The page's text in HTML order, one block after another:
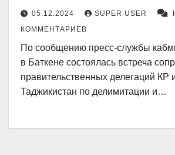
05.12.2024 SUPER USER
КОММЕНТАРИЕВ
По сообщению пресс-службы
в Баткене состоялась встреча
правительственных делегаций КР
Таджикистан по делимитации и…